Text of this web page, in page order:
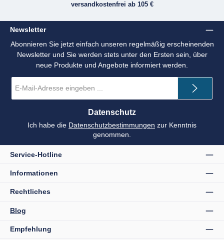
versandkostenfrei ab 105 €
Newsletter
Abonnieren Sie jetzt einfach unseren regelmäßig erscheinenden
Newsletter und Sie werden stets unter den Ersten sein, über
neue Produkte und Angebote informiert werden.
Mail-
*
Datenschutz
Ich habe die Datenschutzbestimmungen zur Kenntnis
genommen.
Service-Hotline
Informationen
Rechtliches
Blog
Empfehlung